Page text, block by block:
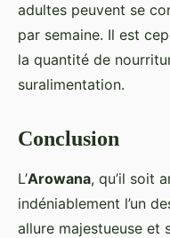
adultes peuvent se
par semaine. Il est
la quantité de
suralimentation.
Conclusion
L’Arowana, qu’il soit
indéniablement l’un
allure majestueuse et